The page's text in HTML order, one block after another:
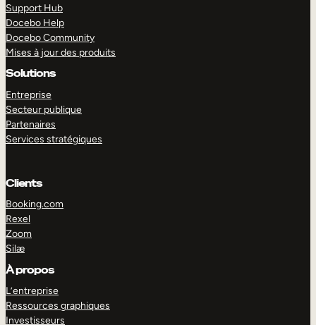
Support Hub
Docebo Help
Docebo Community
Mises à jour des produits
Solutions
Entreprise
Secteur publique
Partenaires
Services stratégiques
Clients
Booking.com
Rexel
Zoom
Silæ
À propos
L’entreprise
Ressources graphiques
Investisseurs